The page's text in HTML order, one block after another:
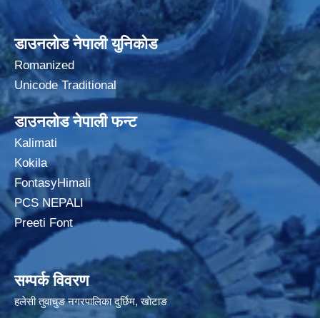
डाउनलोड नेपाली युनिकोड
Romanized
Unicode Traditional
डाउनलोड नेपाली फन्ट
Kalimati
Kokila
FontasyHimali
PCS NEPALI
Preeti Font
सम्पर्क विवरण
हलेसी तुवाचुङ नगरपालिका दुर्छिम, खाेटाङ